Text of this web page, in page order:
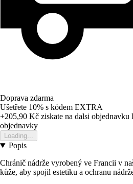
Doprava zdarma
Ušetřete 10% s kódem EXTRA
+205,90 Kč ziskate na dalsi objednavku
objednavky
Loading...
Popis
Chránič nádrže vyrobený ve Francii v
kůže, aby spojil estetiku a ochranu